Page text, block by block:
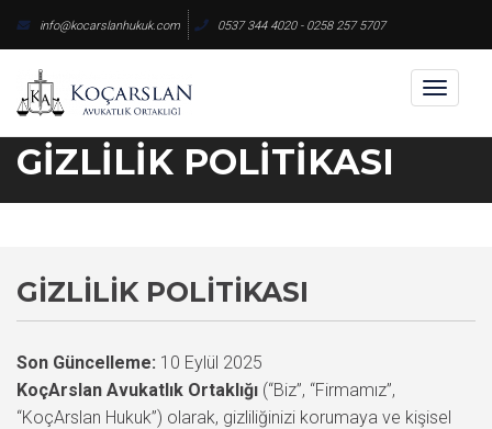
content
info@kocarslanhukuk.com 0537 344 4020 - 0258 257 5707
Toggle
GIZLILIK POLITIKASI
GIZLILIK POLITIKASI
Son Güncelleme: 10 Eylül 2025
KoçArslan Avukatlık Ortaklığı (“Biz”, “Firmamız”,
“KoçArslan Hukuk”) olarak, gizliliğinizi korumaya ve kişisel